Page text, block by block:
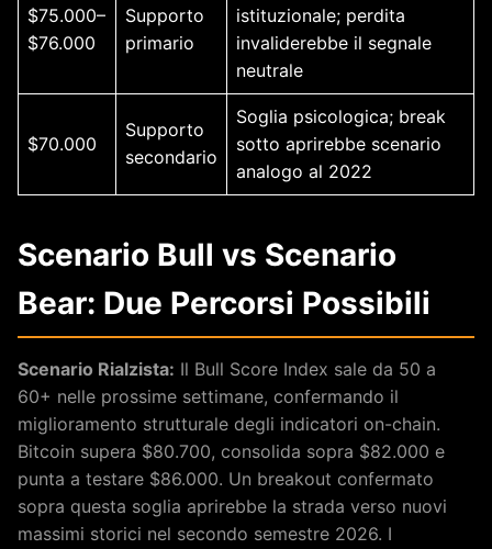
$75.000–
$76.000
Supporto
primario
istituzionale; perdita
invaliderebbe il segnale
neutrale
$70.000
Supporto
secondario
Soglia psicologica; break
sotto aprirebbe scenario
analogo al 2022
Scenario Bull vs Scenario
Bear: Due Percorsi Possibili
Scenario Rialzista: Il Bull Score Index sale da 50 a
60+ nelle prossime settimane, confermando il
miglioramento strutturale degli indicatori on-chain.
Bitcoin supera $80.700, consolida sopra $82.000 e
punta a testare $86.000. Un breakout confermato
sopra questa soglia aprirebbe la strada verso nuovi
massimi storici nel secondo semestre 2026. I